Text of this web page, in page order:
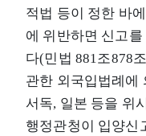
적법 등이 정한 바
에 위반하면 신고
다(민법 881조878
관한 외국입법례에
서독, 일본 등을 위
행정관청이 입양신